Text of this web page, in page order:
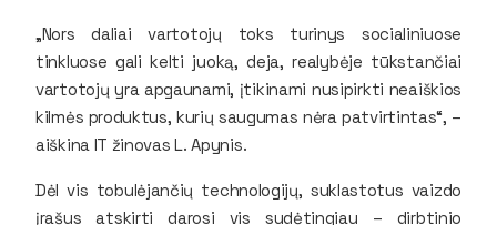
„Nors daliai vartotojų toks turinys socialiniuose
tinkluose gali kelti juoką, deja, realybėje tūkstančiai
vartotojų yra apgaunami, įtikinami nusipirkti neaiškios
kilmės produktus, kurių saugumas nėra patvirtintas“, –
aiškina IT žinovas L. Apynis.
Dėl vis tobulėjančių technologijų, suklastotus vaizdo
įrašus atskirti darosi vis sudėtingiau – dirbtinio